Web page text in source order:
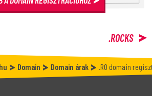
.ROCKS
Domain Domain árak .RO domain